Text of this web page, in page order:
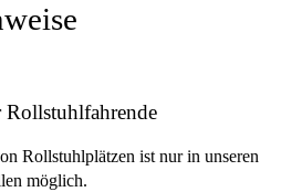
Rollstuhlplätzen ist nur in unseren
möglich.